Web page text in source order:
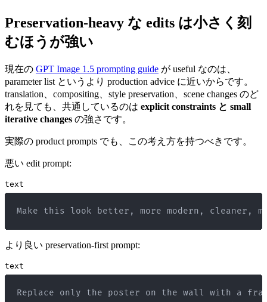
Preservation-heavy な edits は小さく刻
むほうが強い
現在の GPT Image 1.5 prompting guide が useful なのは、
parameter list というより production advice に近いからです。
translation、compositing、style preservation、scene changes のど
れを見ても、共通しているのは explicit constraints と small
iterative changes の強さです。
実際の product prompts でも、この考え方を持つべきです。
悪い edit prompt:
text
Make this look better, more modern, cleaner,
より良い preservation-first prompt:
text